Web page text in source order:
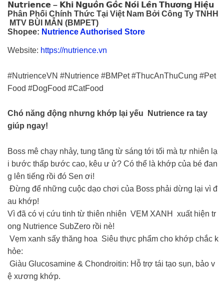
𝗡𝘂𝘁𝗿𝗶𝗲𝗻𝗰𝗲 – 𝗞𝗵𝗶 𝗡𝗴𝘂𝗼̂̀𝗻 𝗚𝗼̂́𝗰 𝗡𝗼́𝗶 𝗟𝗲̂𝗻 𝗧𝗵𝘂̛𝗼̛𝗻𝗴 𝗛𝗶𝗲̣̂𝘂
Phân Phối Chính Thức Tại Việt Nam Bởi Công Ty TNHH
MTV BÙI MẪN (BMPET)
Shopee: Nutrience Authorised Store
Website: https://nutrience.vn
#NutrienceVN #Nutrience #BMPet #ThucAnThuCung #Pet
Food #DogFood #CatFood
Chó năng động nhưng khớp lại yếu Nutrience ra tay
giúp ngay!
Boss mê chạy nhảy, tung tăng từ sáng tới tối mà tự nhiên lạ
i bước thấp bước cao, kêu ư ử? Có thể là khớp của bé đan
g lên tiếng rồi đó Sen ơi!
Đừng để những cuộc dạo chơi của Boss phải dừng lại vì đ
au khớp!
Vì đã có vị cứu tinh từ thiên nhiên VẸM XANH xuất hiện tr
ong Nutrience SubZero rồi nè!
Vẹm xanh sấy thăng hoa Siêu thực phẩm cho khớp chắc k
hỏe:
Giàu Glucosamine & Chondroitin: Hỗ trợ tái tạo sụn, bảo v
ệ xương khớp.